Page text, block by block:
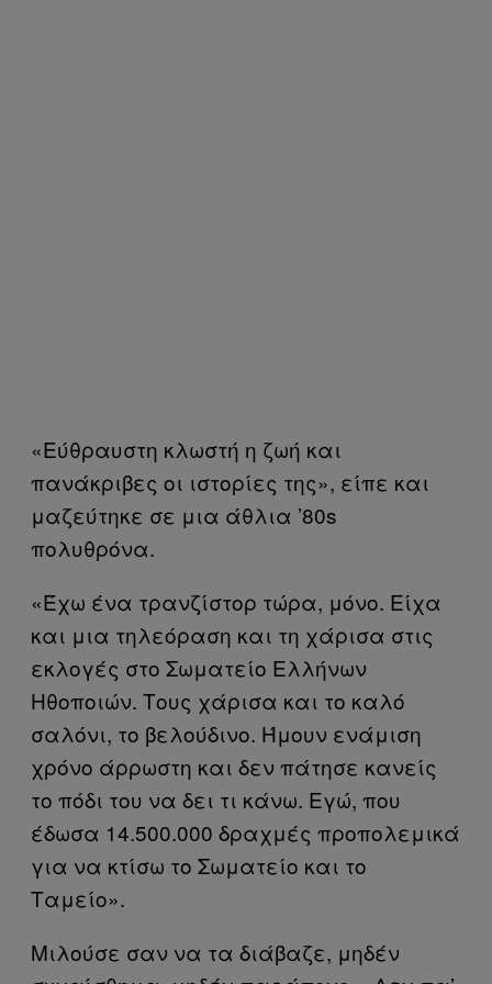
«Εύθραυστη κλωστή η ζωή και
πανάκριβες οι ιστορίες της», είπε και
μαζεύτηκε σε μια άθλια ’80s
πολυθρόνα.
«Έχω ένα τρανζίστορ τώρα, μόνο. Είχα
και μια τηλεόραση και τη χάρισα στις
εκλογές στο Σωματείο Ελλήνων
Ηθοποιών. Τους χάρισα και το καλό
σαλόνι, το βελούδινο. Ήμουν ενάμιση
χρόνο άρρωστη και δεν πάτησε κανείς
το πόδι του να δει τι κάνω. Εγώ, που
έδωσα 14.500.000 δραχμές προπολεμικά
για να κτίσω το Σωματείο και το
Ταμείο».
Μιλούσε σαν να τα διάβαζε, μηδέν